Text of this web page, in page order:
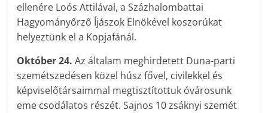
ellenére Loós Attilával, a Százhalombattai
Hagyományőrző Íjászok Elnökével koszorúkat
helyeztünk el a Kopjafánál.
Október 24.Az általam meghirdetett Duna-parti
szemétszedésen közel húsz fővel, civilekkel és
képviselőtársaimmal megtisztítottuk óvárosunk
eme csodálatos részét. Sajnos 10 zsáknyi szemét